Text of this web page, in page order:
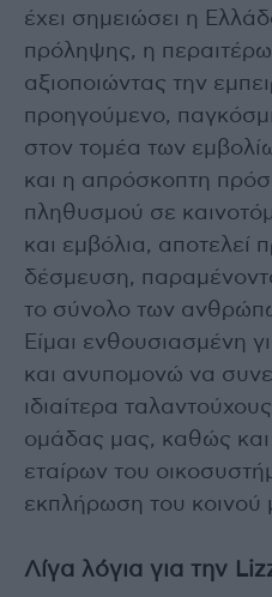
έχει σημειώσει η
πρόληψης, η
αξιοποιώντας την
προηγούμενο,
στον τομέα των
και η απρόσκοπτη
πληθυσμού σε
και εμβόλια, αποτελεί
δέσμευση,
το σύνολο των
Είμαι ενθουσιασμένη
και ανυπομονώ να
ιδιαίτερα
ομάδας μας, καθώς
εταίρων του
εκπλήρωση του κοινού
Λίγα λόγια για την